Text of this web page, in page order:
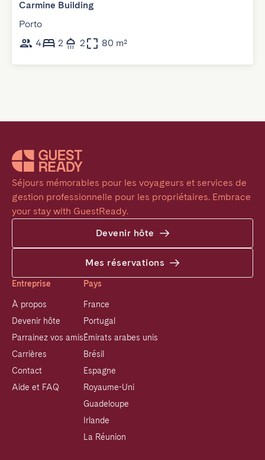
Carmine Building
Porto
4
2 2 80 m²
Séjours mémorables pour les voyageurs et services de
gestion professionnelle pour les propriétaires. Embrace
your stay with GuestReady.
Devenir hôte
Mes réservations
Entreprise
À propos
Devenir hôte
Parrainez vos amis
Carrières
Contact
Aide et FAQ
Pays
France
Portugal
Émirats arabes unis
Brésil
Espagne
Royaume-Uni
Guadeloupe
Irlande
La Réunion